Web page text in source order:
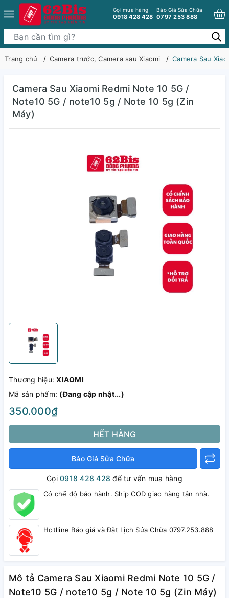
Gọi mua hàng
0918 428 428
Báo Giá Sửa Chữa
0797 253 888
Trang chủ Camera trước, Camera sau Xiaomi Camera Sau
Camera Sau Xiaomi Redmi Note 10 5G /
Note10 5G / note10 5g / Note 10 5g (Zin
Máy)
Thương hiệu:XIAOMI
Mã sản phẩm: (Đang cập nhật...)
350.000₫
HẾT HÀNG
Báo Giá Sửa Chữa
Gọi0918 428 428 để tư vấn mua hàng
Có chế độ bảo hành. Ship COD giao hàng tận nhà.
Hotlline Báo giá và Đặt Lịch Sửa Chữa 0797.253.888
Mô tả Camera Sau Xiaomi Redmi Note 10 5G /
Note10 5G / note10 5g / Note 10 5g (Zin Máy)